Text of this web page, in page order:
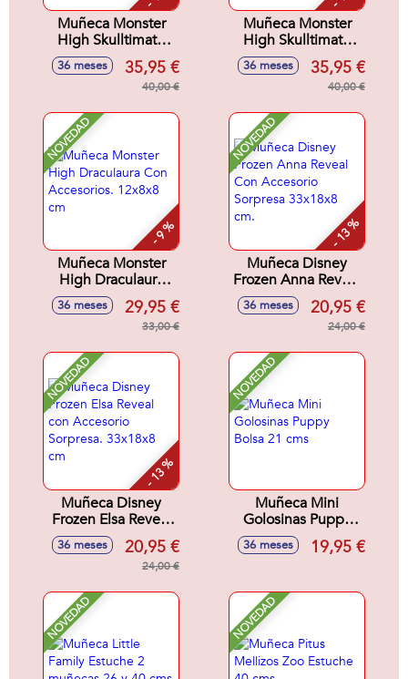
Muñeca Monster
High Skulltimate
Secrets Series 7
Lagoona. Incluye
mas de 19
36 meses 35,95 €
40,00 €
Muñeca Monster
High Skulltimate
Secrets Series 7
Draculaura. Incluye
mas de 19
36 meses 35,95 €
40,00 €
NOVEDAD
- 9 %
Muñeca Monster
High Draculaura
Con Accesorios.
12x8x8 cm
36 meses 29,95 €
33,00 €
NOVEDAD
- 13 %
Muñeca Disney
Frozen Anna Reveal
Con Accesorio
Sorpresa 33x18x8
36 meses 20,95 €
24,00 €
NOVEDAD
- 13 %
Muñeca Disney
Frozen Elsa Reveal
con Accesorio
Sorpresa. 33x18x8
36 meses 20,95 €
24,00 €
NOVEDAD
Muñeca Mini
Golosinas Puppy
Bolsa 21 cms
36 meses 19,95 €
NOVEDAD NOVEDAD